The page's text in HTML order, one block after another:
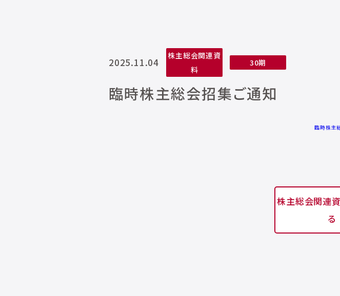
2025.11.04
株主総会関連資
料
30期
臨時株主総会招集ご通知
臨時株主
株主総会関連
る